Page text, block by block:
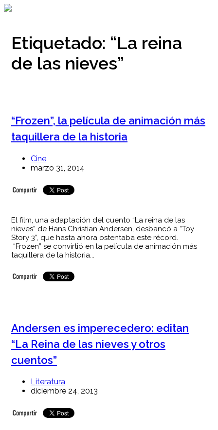
Ir
Etiquetado: “La reina
de las nieves”
“Frozen”, la película de animación más
taquillera de la historia
Cine
marzo 31, 2014
El film, una adaptación del cuento “La reina de las
nieves” de Hans Christian Andersen, desbancó a “Toy
Story 3”, que hasta ahora ostentaba este récord.
“Frozen” se convirtió en la película de animación más
taquillera de la historia...
Andersen es imperecedero: editan
“La Reina de las nieves y otros
cuentos”
Literatura
diciembre 24, 2013